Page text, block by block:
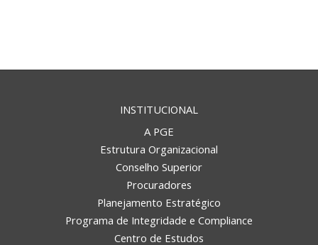
INSTITUCIONAL
A PGE
Estrutura Organizacional
Conselho Superior
Procuradores
Planejamento Estratégico
Programa de Integridade e Compliance
Centro de Estudos